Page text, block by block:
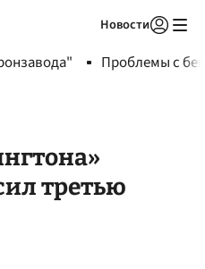
Новости
Проблемы с
третью